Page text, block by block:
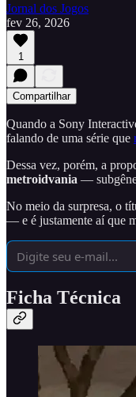
Jornal dos Jogos
fev 26, 2026
1
Compartilhar
Quando a Sony
falando de uma série que
Dessa vez, porém, a
metroidvania —
No meio da surpresa, o
— e é justamente aí que
Ficha Técnica